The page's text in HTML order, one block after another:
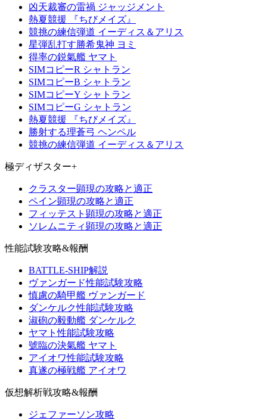
凶天裁審の雷禍 ジャッジメント
熱夏競援 『ちびメイズ』
競挑の練信弾道 イーディス＆アリス
星弾乱打す勝希鬼神 ヨミ
得率の鋭氣艦 ヤマト
SIMコピーR シャトラン
SIMコピーB シャトラン
SIMコピーY シャトラン
SIMコピーG シャトラン
熱夏競援 『ちびメイズ』
勝射する理蒼弓 ヘンペル
競挑の練信弾道 イーディス＆アリス
極ディザスター+
クラスター顕現の攻略と適正
ペイン顕現の攻略と適正
フィッテスト顕現の攻略と適正
ソレムニティ顕現の攻略と適正
性能試験攻略&報酬
BATTLE-SHIP解説
ヴァンガード性能試験攻略
慎慮の騎甲艦 ヴァンガード
ダンケルク性能試験攻略
淑砲の毅動艦 ダンケルク
ヤマト性能試験攻略
號臨の決氣艦 ヤマト
アイオワ性能試験攻略
真遂の極戦艦 アイオワ
仮想解析戦攻略&報酬
ジェファーソン攻略